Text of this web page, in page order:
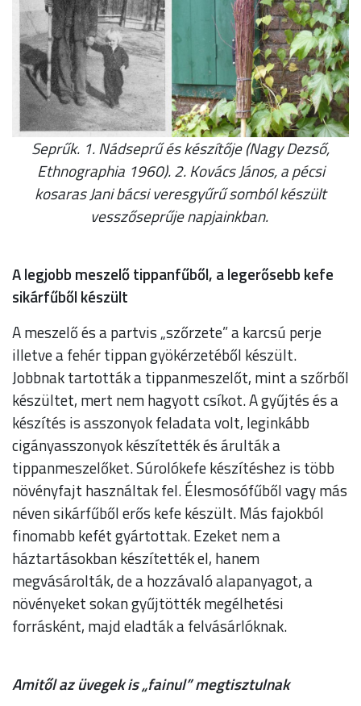
Seprűk. 1. Nádseprű és készítője (Nagy Dezső,
Ethnographia 1960). 2. Kovács János, a pécsi
kosaras Jani bácsi veresgyűrű somból készült
vesszőseprűje napjainkban.
A legjobb meszelő tippanfűből, a legerősebb kefe
sikárfűből készült
A meszelő és a partvis „szőrzete” a karcsú perje
illetve a fehér tippan gyökérzetéből készült.
Jobbnak tartották a tippanmeszelőt, mint a szőrből
készültet, mert nem hagyott csíkot. A gyűjtés és a
készítés is asszonyok feladata volt, leginkább
cigányasszonyok készítették és árulták a
tippanmeszelőket. Súrolókefe készítéshez is több
növényfajt használtak fel. Élesmosófűből vagy más
néven sikárfűből erős kefe készült. Más fajokból
finomabb kefét gyártottak. Ezeket nem a
háztartásokban készítették el, hanem
megvásárolták, de a hozzávaló alapanyagot, a
növényeket sokan gyűjtötték megélhetési
forrásként, majd eladták a felvásárlóknak.
Amitől az üvegek is „fainul” megtisztulnak